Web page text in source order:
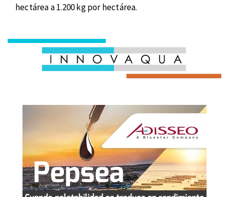
hectárea a 1.200 kg por hectárea.